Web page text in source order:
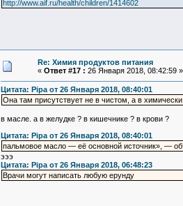
http://www.aif.ru/health/children/1414602
Re: Химия продуктов питания
« Ответ #17 : 26 Января 2018, 08:42:59 »
Цитата: Pipa от 26 Января 2018, 08:40:01
Она там присутствует не в чистом, а в
в масле. а в желудке ? в кишечнике ? в крови ?
Цитата: Pipa от 26 Января 2018, 08:40:01
пальмовое масло — её основной источник», —
эээ
Цитата: Pipa от 26 Января 2018, 06:48:23
Врачи могут написать любую ерунду